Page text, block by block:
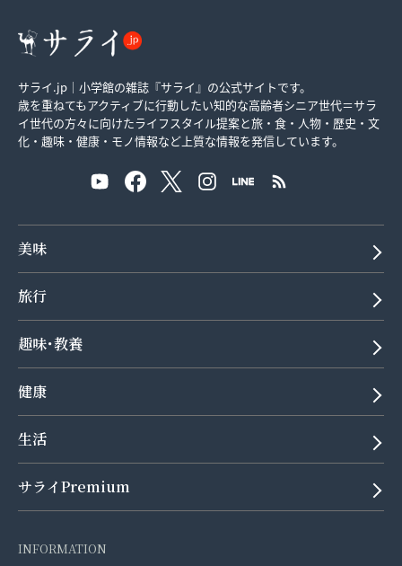
サライ.jp｜小学館の雑誌『サライ』の公式サイトです。
歳を重ねてもアクティブに行動したい知的な高齢者シニア世代＝サラ
イ世代の方々に向けたライフスタイル提案と旅・食・人物・歴史・文
化・趣味・健康・モノ情報など上質な情報を発信しています。
美味
旅行
趣味･教養
健康
生活
サライPremium
INFORMATION